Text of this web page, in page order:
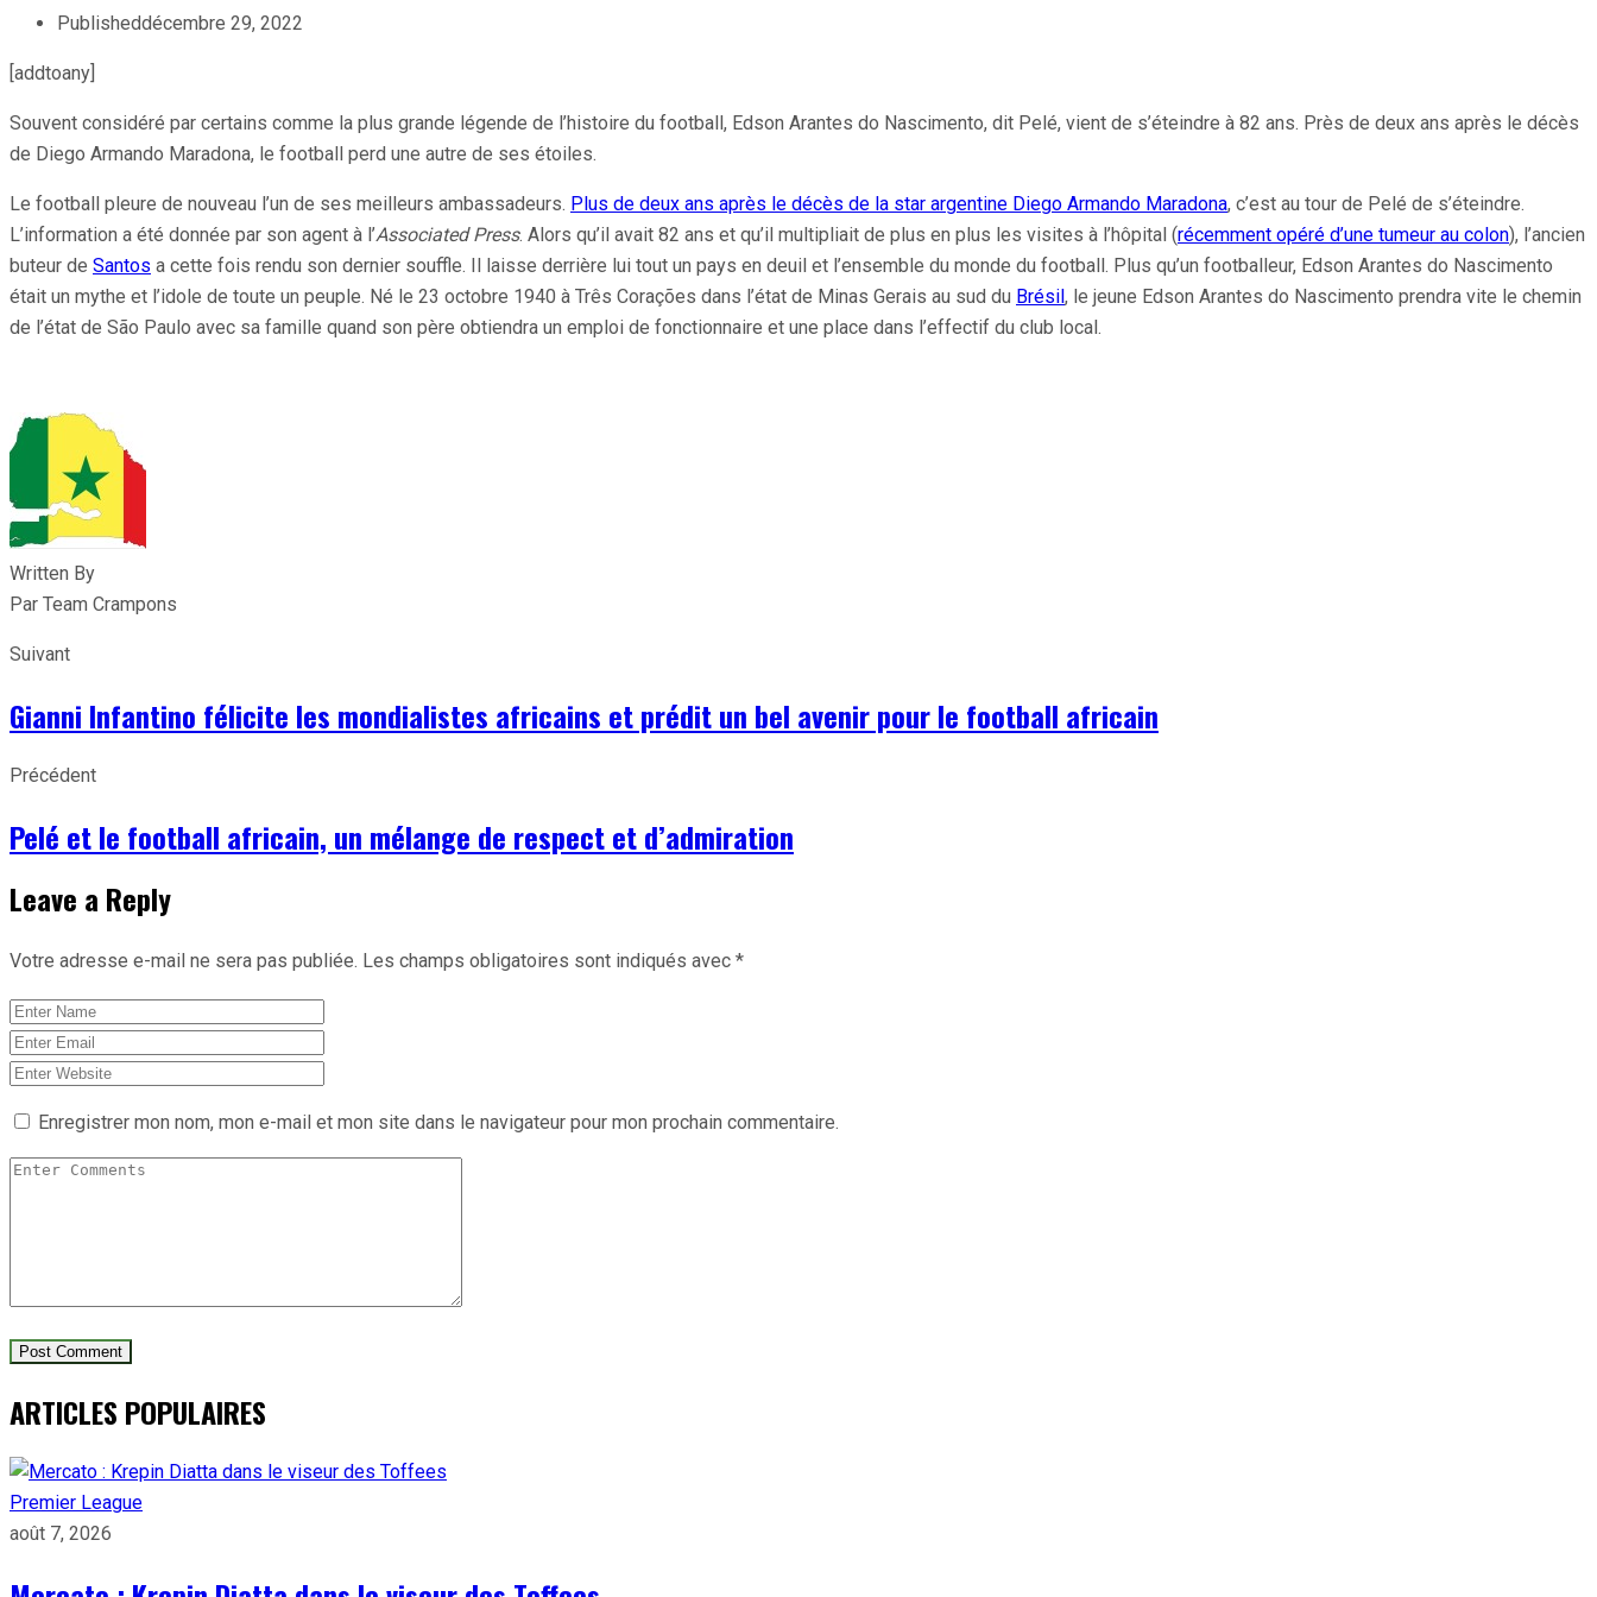
Publisheddécembre 29, 2022
[addtoany]
Souvent considéré par certains comme la plus grande légende de l’histoire du football, Edson Arantes do Nascimento, dit Pelé, vient de s’éteindre à 82 ans. Près de deux ans après le décès
de Diego Armando Maradona, le football perd une autre de ses étoiles.
Le football pleure de nouveau l’un de ses meilleurs ambassadeurs. Plus de deux ans après le décès de la star argentine Diego Armando Maradona, c’est au tour de Pelé de s’éteindre.
L’information a été donnée par son agent à l’Associated Press. Alors qu’il avait 82 ans et qu’il multipliait de plus en plus les visites à l’hôpital (récemment opéré d’une tumeur au colon), l’ancien
buteur de Santos a cette fois rendu son dernier souffle. Il laisse derrière lui tout un pays en deuil et l’ensemble du monde du football. Plus qu’un footballeur, Edson Arantes do Nascimento
était un mythe et l’idole de toute un peuple. Né le 23 octobre 1940 à Três Corações dans l’état de Minas Gerais au sud du Brésil, le jeune Edson Arantes do Nascimento prendra vite le chemin
de l’état de São Paulo avec sa famille quand son père obtiendra un emploi de fonctionnaire et une place dans l’effectif du club local.
Written By
Par Team Crampons
Suivant
Gianni Infantino félicite les mondialistes africains et prédit un bel avenir pour le football africain
Précédent
Pelé et le football africain, un mélange de respect et d’admiration
Leave a Reply
Votre adresse e-mail ne sera pas publiée. Les champs obligatoires sont indiqués avec *
Enregistrer mon nom, mon e-mail et mon site dans le navigateur pour mon prochain commentaire.
ARTICLES POPULAIRES
Premier League
août 7, 2026